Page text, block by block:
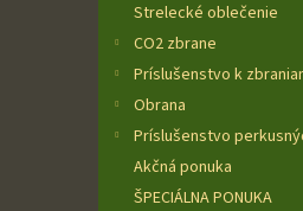
Strelecké oblečenie
CO2 zbrane
Príslušenstvo k
Obrana
Príslušenstvo
Akčná ponuka
ŠPECIÁLNA PONUKA